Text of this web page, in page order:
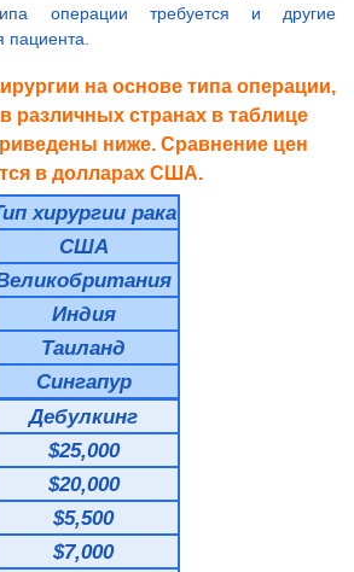
операции требуется и другие
пациента.
на основе типа операции,
различных странах в таблице
ниже. Сравнение цен
в долларах США.
хирургии рака
США
Индия
Таиланд
Сингапур
Дебулкинг
$25,000
$20,000
$5,500
$7,000